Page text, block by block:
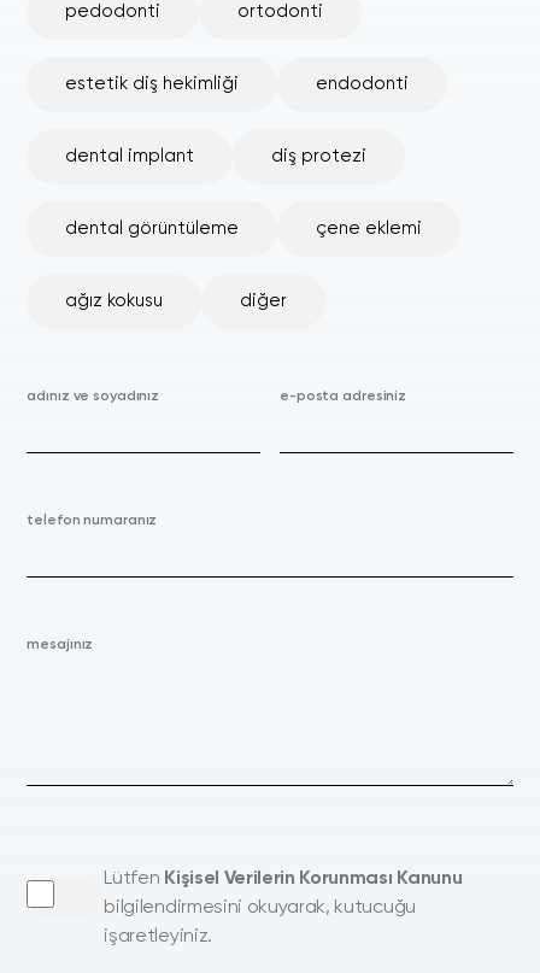
pedodonti ortodonti
estetik diş hekimliği endodonti
dental implant diş protezi
dental görüntüleme çene eklemi
ağız kokusu diğer
adınız ve soyadınız e-posta adresiniz
telefon numaranız
mesajınız
Lütfen Kişisel Verilerin Korunması Kanunu
bilgilendirmesini okuyarak, kutucuğu
işaretleyiniz.